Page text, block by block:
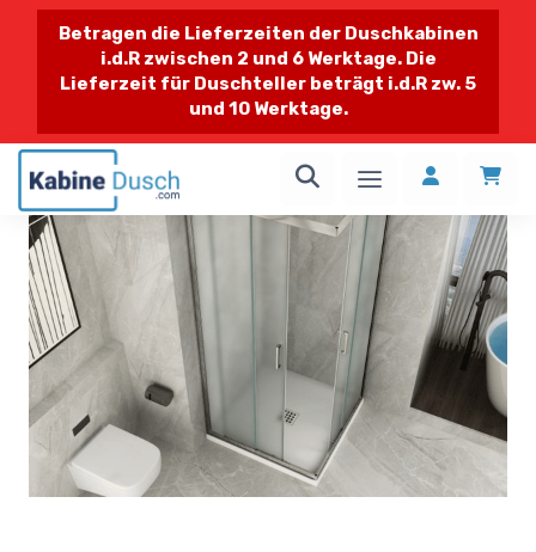
Betragen die Lieferzeiten der Duschkabinen
i.d.R zwischen 2 und 6 Werktage. Die
Lieferzeit für Duschteller beträgt i.d.R zw. 5
und 10 Werktage.